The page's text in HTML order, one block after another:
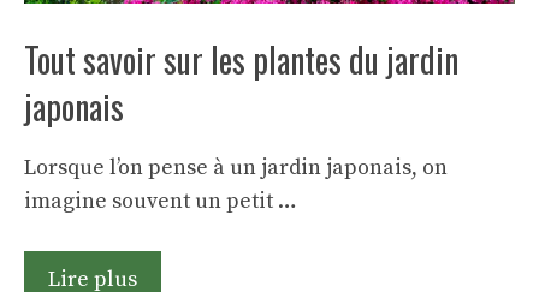
Tout savoir sur les plantes du jardin
japonais
Lorsque l’on pense à un jardin japonais, on
imagine souvent un petit …
Lire plus